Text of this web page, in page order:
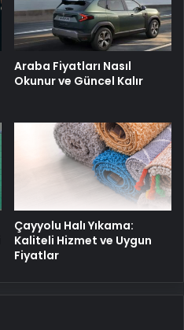
Araba Fiyatları Nasıl
Okunur ve Güncel Kalır
Çayyolu Halı Yıkama:
Kaliteli Hizmet ve Uygun
Fiyatlar